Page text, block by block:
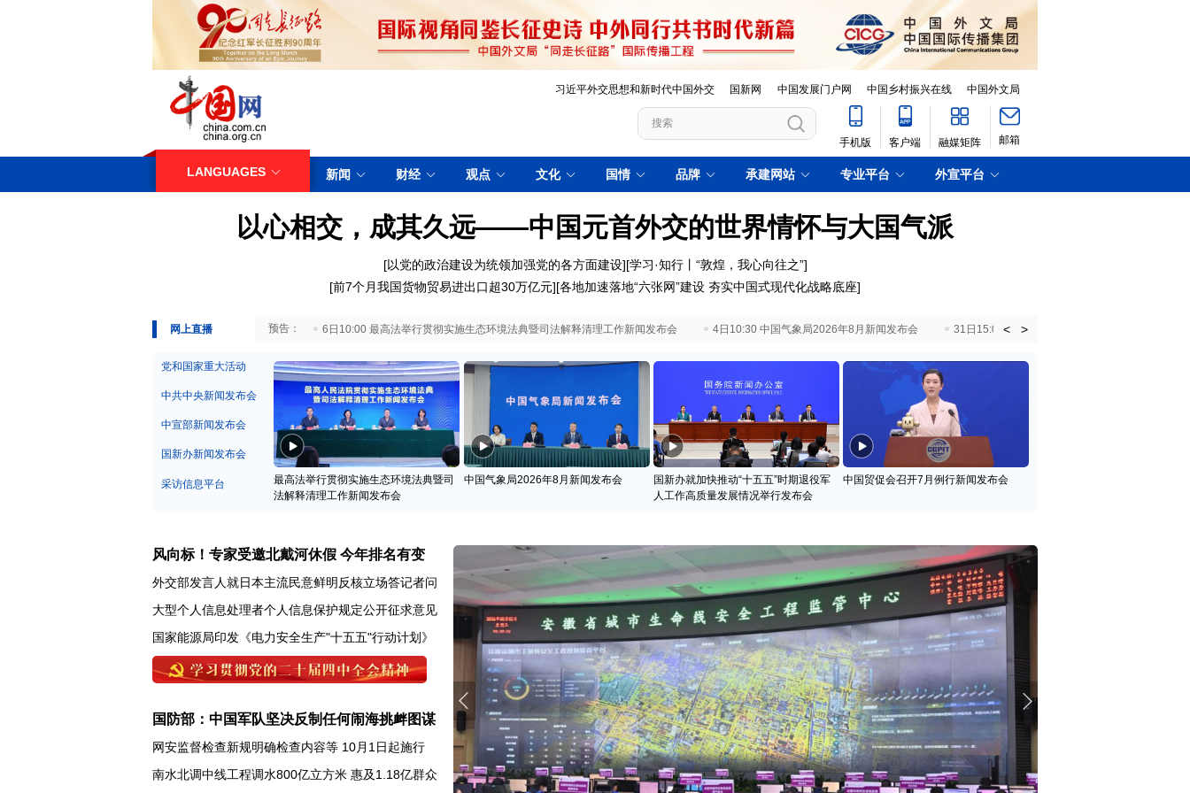
习近平外交思想和新时代中国外交 国新网 中国发展门户网 中国乡村振兴在线 中国外文局
手机版 客户端 融媒矩阵 邮箱
LANGUAGES 新闻 财经 观点 文化 国情 品牌 承建网站 专业平台 外宣平台
以心相交，成其久远——中国元首外交的世界情怀与大国气派
[以党的政治建设为统领加强党的各方面建设][学习·知行丨“敦煌，我心向往之”]
[前7个月我国货物贸易进出口超30万亿元][各地加速落地“六张网”建设 夯实中国式现代化战略底座]
网上直播
29日10:00 国务院台湾事务办公室7月29日举行新闻发布会 6日10:00 最高法举行贯彻实施生态环境法典暨司法解释清理工作新闻发布会 4日10:30 中国气象局2026年8月新闻发布会 31日15:00 国新办就加快推动“十五五”时期退役
< >
党和国家重大活动
中共中央新闻发布会
中宣部新闻发布会
国新办新闻发布会
采访信息平台
最高法举行贯彻实施生态环境法典暨司
法解释清理工作新闻发布会
中国气象局2026年8月新闻发布会
国新办就加快推动“十五五”时期退役军
人工作高质量发展情况举行发布会
中国贸促会召开7月例行新闻发布会
风向标！专家受邀北戴河休假 今年排名有变
外交部发言人就日本主流民意鲜明反核立场答记者问
大型个人信息处理者个人信息保护规定公开征求意见
国家能源局印发《电力安全生产"十五五"行动计划》
国防部：中国军队坚决反制任何闹海挑衅图谋
网安监督检查新规明确检查内容等 10月1日起施行
南水北调中线工程调水800亿立方米 惠及1.18亿群众